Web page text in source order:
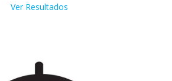
Ver Resultados